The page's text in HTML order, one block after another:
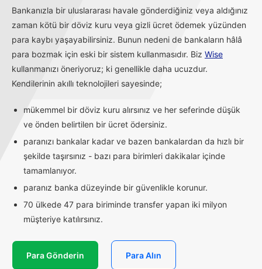
Bankanızla bir uluslararası havale gönderdiğiniz veya aldığınız
zaman kötü bir döviz kuru veya gizli ücret ödemek yüzünden
para kaybı yaşayabilirsiniz. Bunun nedeni de bankaların hâlâ
para bozmak için eski bir sistem kullanmasıdır. Biz Wise
kullanmanızı öneriyoruz; ki genellikle daha ucuzdur.
Kendilerinin akıllı teknolojileri sayesinde;
mükemmel bir döviz kuru alırsınız ve her seferinde düşük
ve önden belirtilen bir ücret ödersiniz.
paranızı bankalar kadar ve bazen bankalardan da hızlı bir
şekilde taşırsınız - bazı para birimleri dakikalar içinde
tamamlanıyor.
paranız banka düzeyinde bir güvenlikle korunur.
70 ülkede 47 para biriminde transfer yapan iki milyon
müşteriye katılırsınız.
Para Gönderin Para Alın